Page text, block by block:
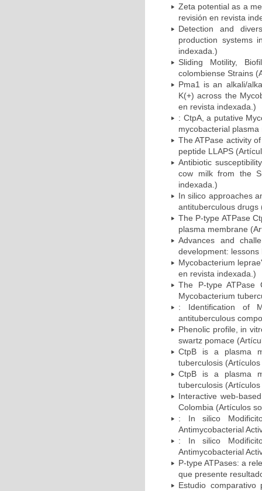
Zeta potential as a
revisión en revista
Detection and
production systems
indexada.)
Sliding Motility,
colombiense Strains
Pma1 is an alkali/
K(+) across the
en revista indexada.)
: CtpA, a putative
mycobacterial
The ATPase activity
peptide LLAPS
Antibiotic
cow milk from the
indexada.)
In silico approaches
antituberculous drugs
The P-type ATPase
plasma membrane
Advances and
development:
Mycobacterium
en revista indexada.)
The P-type ATPase
Mycobacterium
: Identification of
antituberculous
Phenolic profile, in
swartz pomace
CtpB is a plasma
tuberculosis
CtpB is a plasma
tuberculosis
Interactive web-
Colombia (Artículos
: In silico
Antimycobacterial
: In silico
Antimycobacterial
P-type ATPases: a
que presente
Estudio